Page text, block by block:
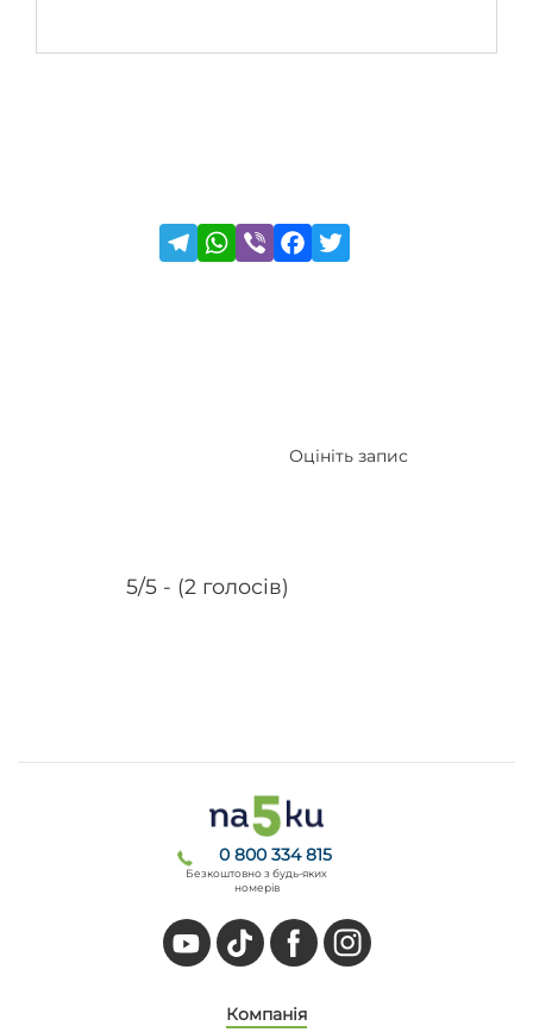
5/5 - (2 голосів)
Оцініть запис
0 800 334 815
Безкоштовно з будь-яких
номерів
Компанія